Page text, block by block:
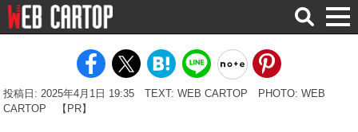
検
索
投稿日: 2025年4月1日 19:35 TEXT: WEB CARTOP
PHOTO: WEB
CARTOP
【PR】